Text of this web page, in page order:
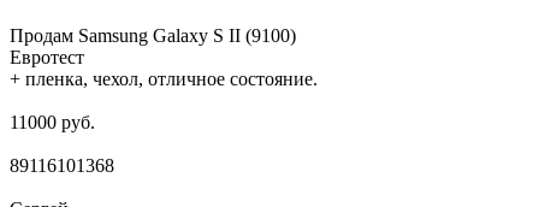
Продам Samsung Galaxy S II (9100)
Евротест
+ пленка, чехол, отличное состояние.
11000 руб.
89116101368